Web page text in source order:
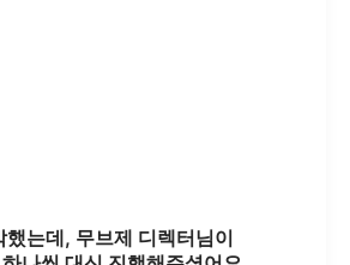
했는데, 무브제 디렉터님이